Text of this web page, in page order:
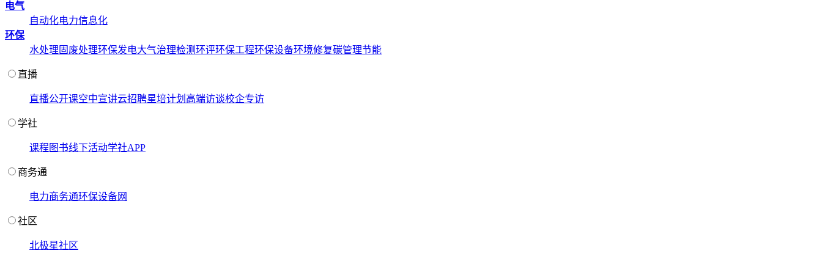
电气
自动化电力信息化
环保
水处理 固废处理环保发电大气治理检测环评环保工程环保设备环境修复碳管理节能
直播
直播公开课空中宣讲云招聘星培计划 高端访谈校企专访
学社
课程 图书线下活动学社APP
商务通
电力商务通环保设备网
社区
北极星社区